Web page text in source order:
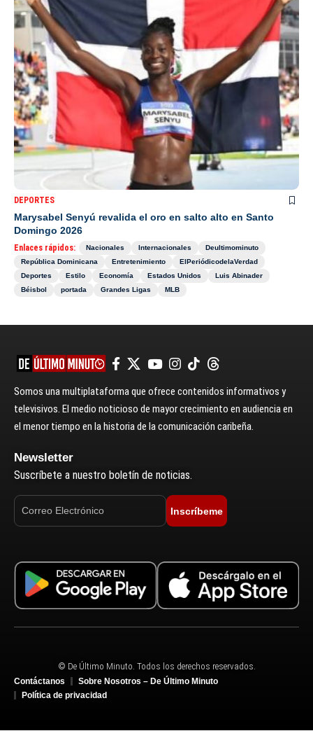
DEPORTES
Marysabel Senyú revalida el oro en salto alto en Santo
Domingo 2026
Enlaces rápidos: Nacionales Internacionales
Deultimominuto
República Dominicana
Entretenimiento
ElPeriódicodelaVerdad
Deportes
Estilo Economía Estados Unidos
Luis Abinader
Béisbol
portada Grandes Ligas MLB
Somos una multiplataforma que ofrece contenidos informativos y
televisivos. El medio noticioso de mayor crecimiento en audiencia en
el menor tiempo en la historia de la comunicación caribeña.
Newsletter
Suscríbete a nuestro boletín de noticias.
Inscríbeme
© De Último Minuto. Todos los derechos reservados.
Contáctanos
Sobre Nosotros – De Último Minuto
Política de privacidad